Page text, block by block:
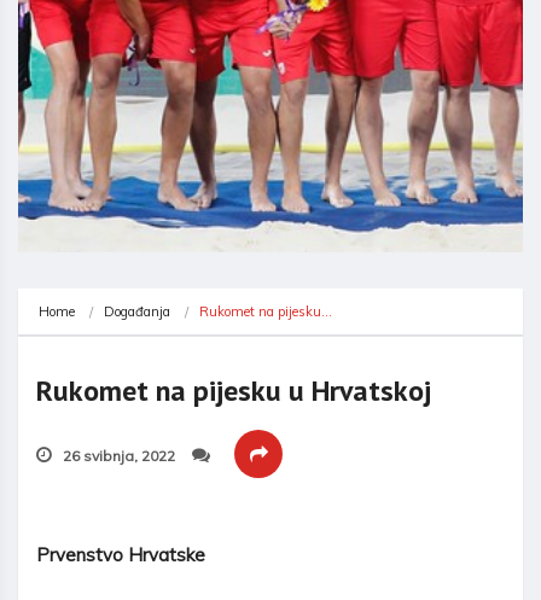
Home Događanja Rukomet na pijesku…
Rukomet na pijesku u Hrvatskoj
26 svibnja, 2022
Prvenstvo Hrvatske